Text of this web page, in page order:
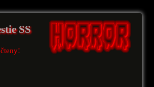
SS